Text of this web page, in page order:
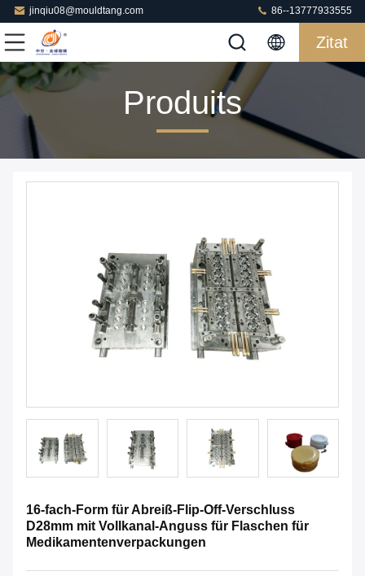
jinqiu08@mouldtang.com 86--13777933555
Zitat
Produits
16-fach-Form für Abreiß-Flip-Off-Verschluss
D28mm mit Vollkanal-Anguss für Flaschen für
Medikamentenverpackungen